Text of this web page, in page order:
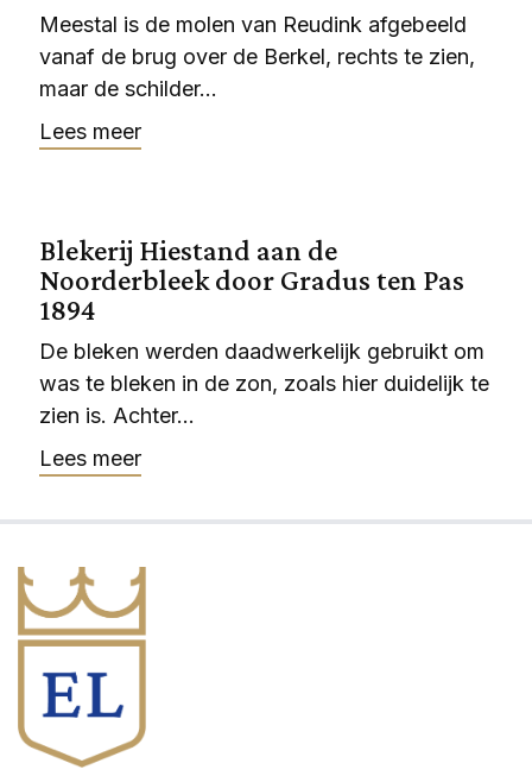
Meestal is de molen van Reudink afgebeeld
vanaf de brug over de Berkel, rechts te zien,
maar de schilder...
Lees meer
Blekerij Hiestand aan de
Noorderbleek door Gradus ten Pas
1894
De bleken werden daadwerkelijk gebruikt om
was te bleken in de zon, zoals hier duidelijk te
zien is. Achter...
Lees meer